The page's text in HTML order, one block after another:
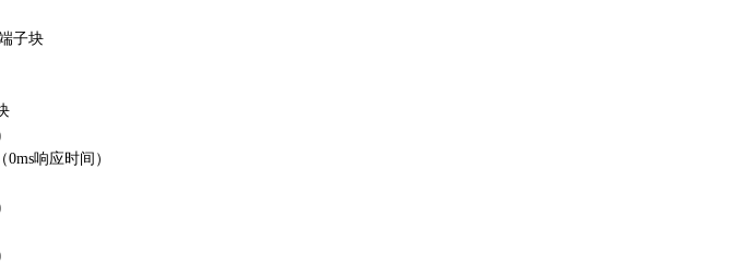
子块
0ms响应时间）